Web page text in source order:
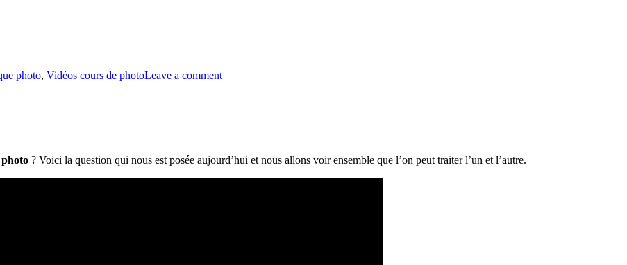
photo, Vidéos cours de photoLeave a comment
photo ? Voici la question qui nous est posée aujourd’hui et nous allons voir ensemble que l’on peut traiter l’un et l’autre.